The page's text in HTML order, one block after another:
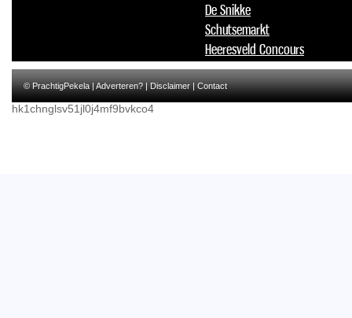
De Snikke
Schutsemarkt
Heeresveld Concours
© PrachtigPekela |Adverteren?|Disclaimer|Contact
hk1chnglsv51jl0j4mf9bvkco4